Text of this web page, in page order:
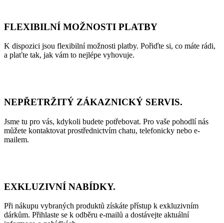
FLEXIBILNÍ MOŽNOSTI PLATBY
K dispozici jsou flexibilní možnosti platby. Pořiďte si, co máte rádi,
a plaťte tak, jak vám to nejlépe vyhovuje.
NEPŘETRŽITÝ ZÁKAZNICKÝ SERVIS.
Jsme tu pro vás, kdykoli budete potřebovat. Pro vaše pohodlí nás
můžete kontaktovat prostřednictvím chatu, telefonicky nebo e-
mailem.
EXKLUZIVNÍ NABÍDKY.
Při nákupu vybraných produktů získáte přístup k exkluzivním
dárkům. Přihlaste se k odběru e-mailů a dostávejte aktuální